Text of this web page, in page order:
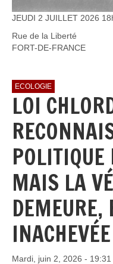
JEUDI 2 JUILLET 2026
Rue de la Liberté
FORT-DE-FRANCE
ECOLOGIE
LOI
POLITIQUE
MAIS LA
DEMEURE,
INACHEVÉE
Mardi, juin 2, 2026 - 19:31